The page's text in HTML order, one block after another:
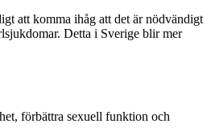
att komma ihåg att det är nödvändigt
Detta i Sverige blir mer
förbättra sexuell funktion och